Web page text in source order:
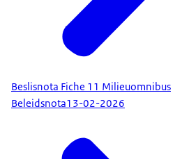
Beslisnota Fiche 11 Milieuomnibus
Beleidsnota13-02-2026